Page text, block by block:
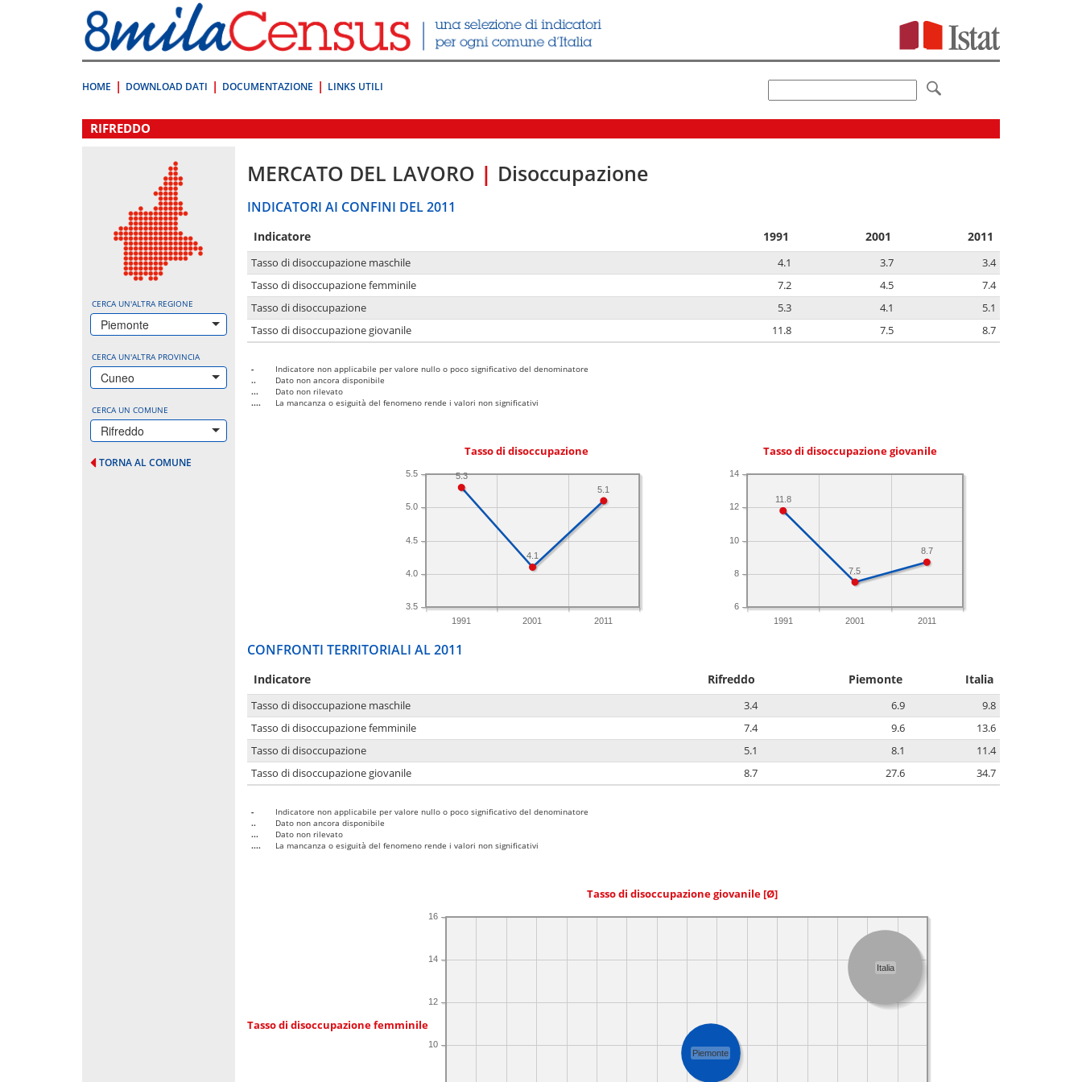
direttamente
a:
Contenuto
HOME DOWNLOAD DATI DOCUMENTAZIONE LINKS UTILI
.
RIFREDDO
CERCA UN'ALTRA REGIONE
Piemonte
CERCA UN'ALTRA PROVINCIA
Cuneo
CERCA UN COMUNE
Rifreddo
TORNA AL COMUNE
MERCATO DEL LAVORO | Disoccupazione
INDICATORI AI CONFINI DEL 2011
Indicatore 1991 2001 2011
Tasso di disoccupazione maschile 4.1 3.7
3.4
Tasso di disoccupazione femminile
7.2 4.5
7.4
Tasso di disoccupazione
5.3 4.1
5.1
Tasso di disoccupazione giovanile
11.8 7.5 8.7
-
Indicatore non applicabile per valore nullo o poco significativo del denominatore
..
Dato non ancora disponibile
...
Dato non rilevato
....
La mancanza o esiguità del fenomeno rende i valori non significativi
Tasso di disoccupazione
1991 2001 2011
3.5
4.0
4.5
5.0
5.5
5.1
4.1
5.3
Tasso di disoccupazione giovanile
1991 2001 2011
6
8
10
12
14
8.7
7.5
11.8
CONFRONTI TERRITORIALI AL 2011
Indicatore Rifreddo Piemonte Italia
Tasso di disoccupazione maschile 3.4 6.9
9.8
Tasso di disoccupazione femminile
7.4 9.6
13.6
Tasso di disoccupazione
5.1 8.1
11.4
Tasso di disoccupazione giovanile
8.7 27.6 34.7
-
Indicatore non applicabile per valore nullo o poco significativo del denominatore
..
Dato non ancora disponibile
...
Dato non rilevato
....
La mancanza o esiguità del fenomeno rende i valori non significativi
Tasso di disoccupazione giovanile [Ø]
Tasso di disoccupazione femminile
10
12
14
16
Italia
Piemonte